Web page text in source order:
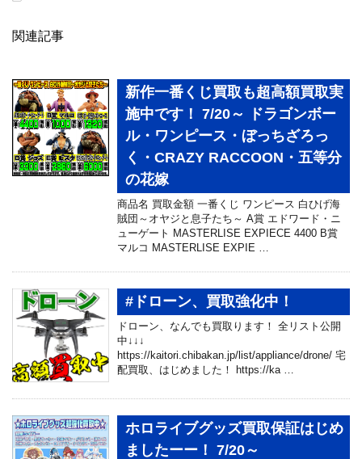
関連記事
新作一番くじ買取も超高額買取実
施中です！ 7/20～ ドラゴンボー
ル・ワンピース・ぼっちざろっ
く・CRAZY RACCOON・五等分
の花嫁
商品名 買取金額 一番くじ ワンピース 白ひげ海
賊団～オヤジと息子たち～ A賞 エドワード・ニ
ューゲート MASTERLISE EXPIECE 4400 B賞
マルコ MASTERLISE EXPIE …
#ドローン、買取強化中！
ドローン、なんでも買取ります！ 全リスト公開
中↓↓↓
https://kaitori.chibakan.jp/list/appliance/drone/ 宅
配買取、はじめました！ https://ka …
ホロライブグッズ買取保証はじめ
ましたーー！ 7/20～